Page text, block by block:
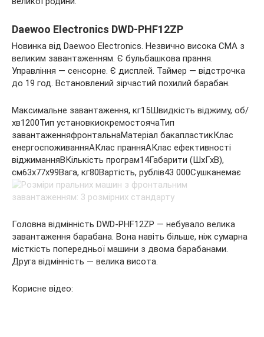
Daewoo Electronics DWD-PHF12ZP
Новинка від Daewoo Electronics. Незвично висока СМА з
великим завантаженням. Є бульбашкова прання.
Управління — сенсорне. Є дисплей. Таймер — відстрочка
до 19 год. Встановлений зірчастий похилий барабан.
Максимальне завантаження, кг15Швидкість віджиму, об/
хв1200Тип установкиокремостоячаТип
завантаженняфронтальнаМатеріал бакапластикКлас
енергоспоживанняАКлас пранняАКлас ефективності
віджиманняВКількість програм14Габарити (ШхГхВ),
см63x77x99Вага, кг80Вартість, рублів43 000Сушканемає
Головна відмінність DWD-PHF12ZP — небувало велика
завантаження барабана. Вона навіть більше, ніж сумарна
місткість попередньої машини з двома барабанами.
Друга відмінність — велика висота.
Корисне відео: